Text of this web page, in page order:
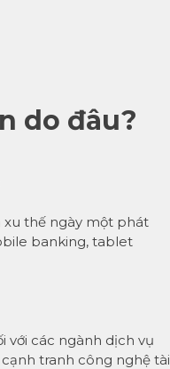
do đâu?
xu thế ngày một phát
banking, tablet
với các ngành dịch vụ
tranh công nghệ tài